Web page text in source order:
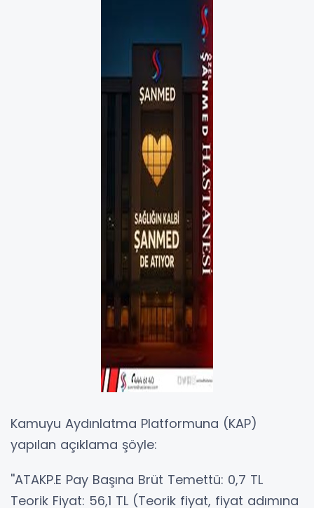
Kamuyu Aydınlatma Platformuna (KAP)
yapılan açıklama şöyle:
''ATAKP.E Pay Başına Brüt Temettü: 0,7 TL
Teorik Fiyat: 56,1 TL (Teorik fiyat, fiyat adımına